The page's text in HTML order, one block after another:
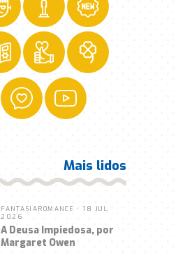
Mais lidos
FANTASIAROMANCE • 18 JUL,
2026
A Deusa Impiedosa, por
Margaret Owen